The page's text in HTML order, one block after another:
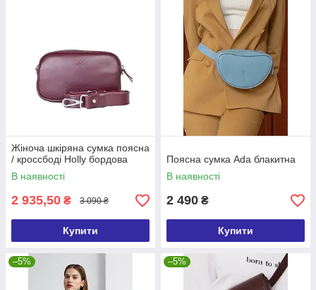
Жіноча шкіряна сумка поясна
/ кроссбоді Holly бордова
В наявності
2 935,50 ₴ 3 090 ₴
Купити
Поясна сумка Ada блакитна
В наявності
2 490 ₴
Купити
–5% –5%